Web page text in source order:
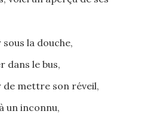
sous la douche,
dans le bus,
de mettre son réveil,
un inconnu,